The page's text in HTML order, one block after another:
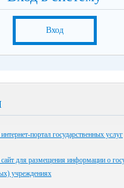
Вход
портал государственных услуг
для размещения информации о
учреждениях